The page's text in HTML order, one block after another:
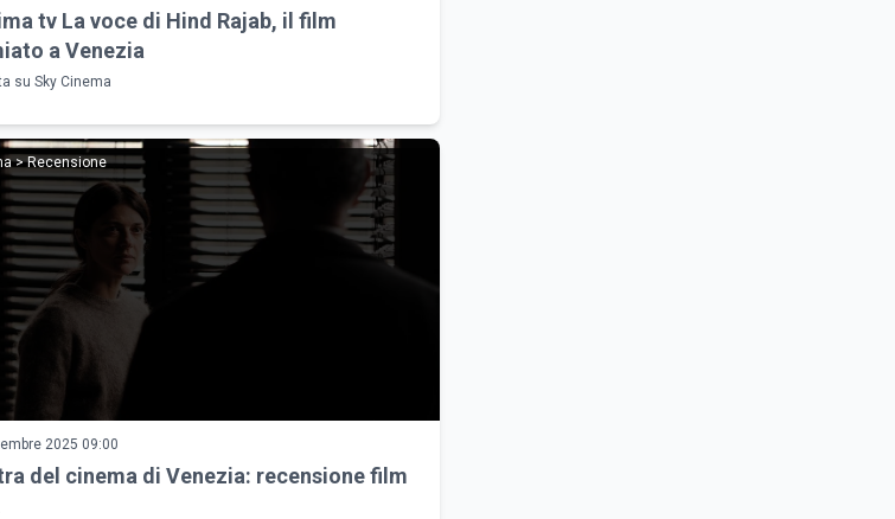
tv La voce di Hind Rajab, il film
a Venezia
su Sky Cinema
> Recensione
2025 09:00
del cinema di Venezia: recensione film